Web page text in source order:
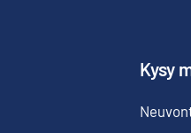
Kysy